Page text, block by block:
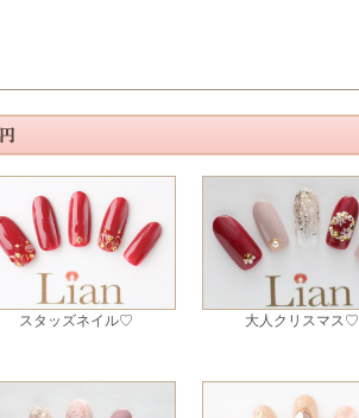
スタッズネイル♡ 大人クリスマス♡